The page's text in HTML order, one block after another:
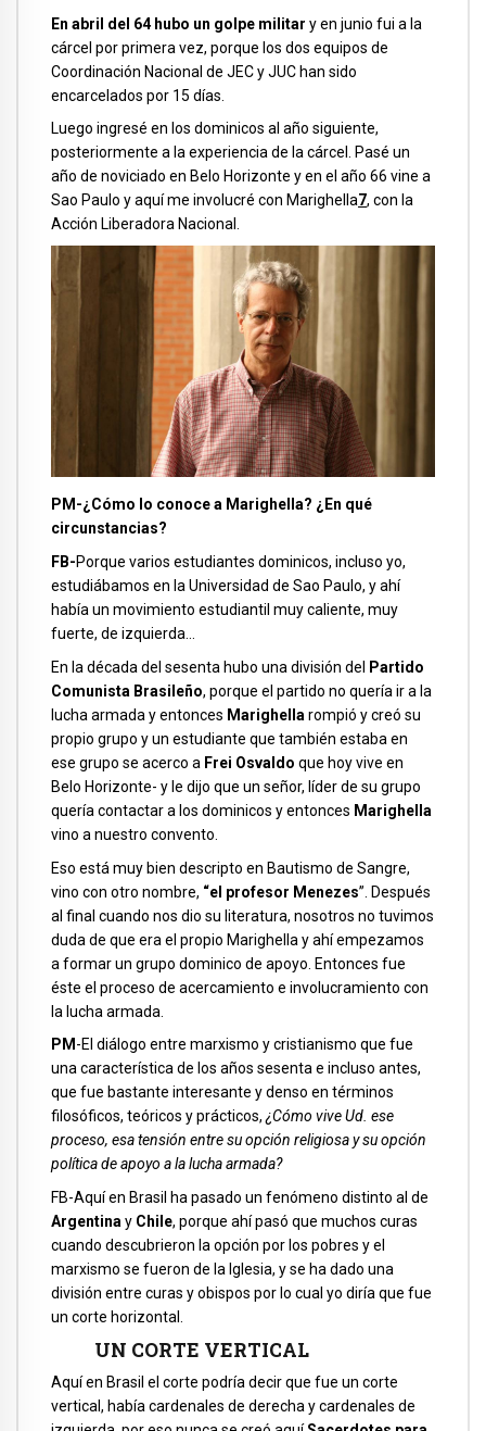
En abril del 64 hubo un golpe militar y en junio fui a la
cárcel por primera vez, porque los dos equipos de
Coordinación Nacional de JEC y JUC han sido
encarcelados por 15 días.
Luego ingresé en los dominicos al año siguiente,
posteriormente a la experiencia de la cárcel. Pasé un
año de noviciado en Belo Horizonte y en el año 66 vine a
Sao Paulo y aquí me involucré con Marighella7, con la
Acción Liberadora Nacional.
PM-¿Cómo lo conoce a Marighella? ¿En qué
circunstancias?
FB-Porque varios estudiantes dominicos, incluso yo,
estudiábamos en la Universidad de Sao Paulo, y ahí
había un movimiento estudiantil muy caliente, muy
fuerte, de izquierda…
En la década del sesenta hubo una división del
Partido
Comunista Brasileño, porque el partido no quería ir a la
lucha armada y entonces Marighella rompió y creó su
propio grupo y un estudiante que también estaba en
ese grupo se acerco a Frei Osvaldo que hoy vive en
Belo Horizonte- y le dijo que un señor, líder de su grupo
quería contactar a los dominicos y entonces Marighella
vino a nuestro convento.
Eso está muy bien descripto en Bautismo de Sangre,
vino con otro nombre, “el profesor Menezes”. Después
al final cuando nos dio su literatura, nosotros no tuvimos
duda de que era el propio Marighella y ahí empezamos
a formar un grupo dominico de apoyo. Entonces fue
éste el proceso de acercamiento e involucramiento con
la lucha armada.
PM -El diálogo entre marxismo y cristianismo que fue
una característica de los años sesenta e incluso antes,
que fue bastante interesante y denso en términos
filosóficos, teóricos y prácticos,¿Cómo vive Ud. ese
proceso, esa tensión entre su opción religiosa y su opción
política de apoyo a la lucha armada?
FB-Aquí en Brasil ha pasado un fenómeno distinto al de
Argentina y Chile, porque ahí pasó que muchos curas
cuando descubrieron la opción por los pobres y el
marxismo se fueron de la Iglesia, y se ha dado una
división entre curas y obispos por lo cual yo diría que fue
un corte horizontal.
UN CORTE VERTICAL
Aquí en Brasil el corte podría decir que fue un corte
vertical, había cardenales de derecha y cardenales de